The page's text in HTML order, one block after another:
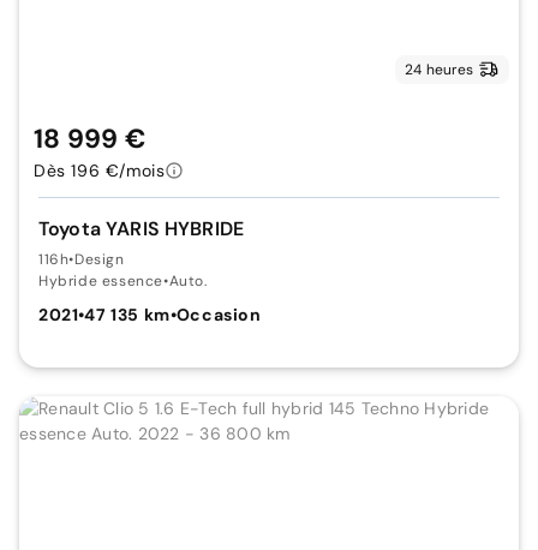
24 heures
Toyota YARIS HYBRIDE
116h•Design
Hybride essence•Auto.
2021•47 135 km•Occasion
18 999 €
Dès 196 €/mois